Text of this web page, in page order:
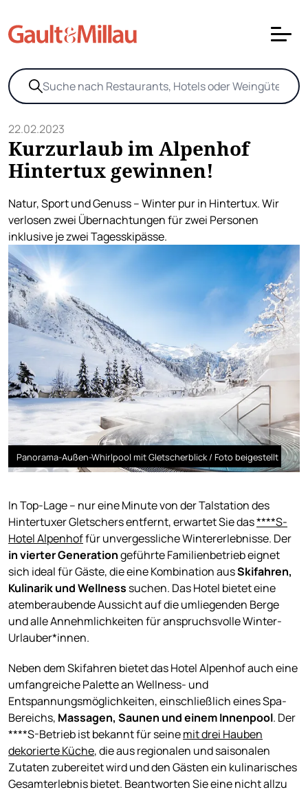
22.02.2023
Kurzurlaub im Alpenhof
Hintertux gewinnen!
Natur, Sport und Genuss – Winter pur in Hintertux. Wir
verlosen zwei Übernachtungen für zwei Personen
inklusive je zwei Tagesskipässe.
Panorama-Außen-Whirlpool mit Gletscherblick / Foto beigestellt
In Top-Lage – nur eine Minute von der Talstation des
Hintertuxer Gletschers entfernt, erwartet Sie das****S-
Hotel Alpenhoffür unvergessliche Wintererlebnisse. Der
in vierter Generationgeführte Familienbetrieb eignet
sich ideal für Gäste, die eine Kombination ausSkifahren,
Kulinarik und Wellness suchen. Das Hotel bietet eine
atemberaubende Aussicht auf die umliegenden Berge
und alle Annehmlichkeiten für anspruchsvolle Winter-
Urlauber*innen.
Neben dem Skifahren bietet das Hotel Alpenhof auch eine
umfangreiche Palette an Wellness- und
Entspannungsmöglichkeiten, einschließlich eines Spa-
Bereichs, Massagen, Saunen und einem Innenpool. Der
****S-Betrieb ist bekannt für seinemit drei Hauben
dekorierte Küche, die aus regionalen und saisonalen
Zutaten zubereitet wird und den Gästen ein kulinarisches
Gesamterlebnis bietet. Beantworten Sie eine nicht allzu